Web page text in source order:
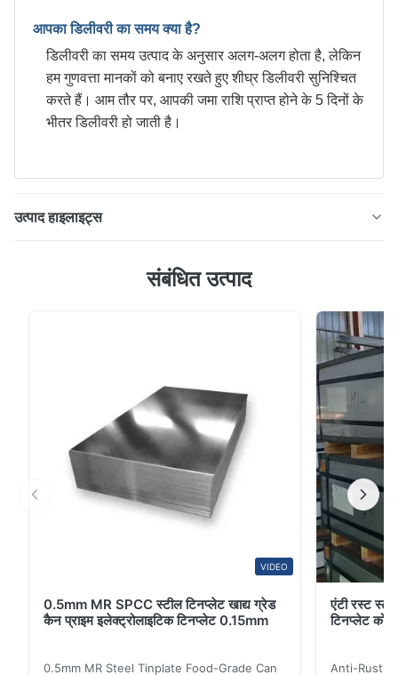
आपका डिलीवरी का समय क्या है?
डिलीवरी का समय उत्पाद के अनुसार अलग-अलग होता है, लेकिन
हम गुणवत्ता मानकों को बनाए रखते हुए शीघ्र डिलीवरी सुनिश्चित
करते हैं। आम तौर पर, आपकी जमा राशि प्राप्त होने के 5 दिनों के
भीतर डिलीवरी हो जाती है।
उत्पाद हाइलाइट्स
कैन टॉप्स के लिए, जेआईएस प्रमाणित खाद्य सुरक्षित टिनप्लेट टिनप्लेट,
या इलेक्ट्रोलाइटिक जमाव द्वारा लगाई जाती है; इस प्रक्रिया द्वारा अब
संबंधित उत्पाद
VIDEO
0.5mm MR SPCC स्टील टिनप्लेट खाद्य ग्रेड
कैन प्राइम इलेक्ट्रोलाइटिक टिनप्लेट 0.15mm
0.5mm MR Steel Tinplate Food-Grade Can
एंटी रस्ट
टिनप्लेट
Anti-Rust